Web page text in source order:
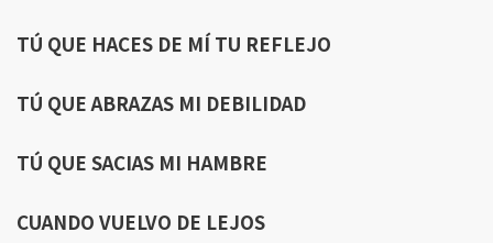
TÚ QUE HACES DE MÍ TU REFLEJO
TÚ QUE ABRAZAS MI DEBILIDAD
TÚ QUE SACIAS MI HAMBRE
CUANDO VUELVO DE LEJOS